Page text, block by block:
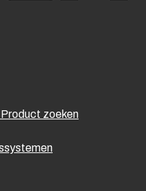
zoeken